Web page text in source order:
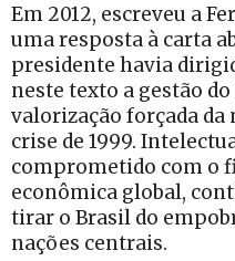
Em 2012, escreveu a
uma resposta à carta
presidente havia
neste texto a gestão
valorização forçada da
crise de 1999.
comprometido com o
econômica global,
tirar o Brasil do
nações centrais.